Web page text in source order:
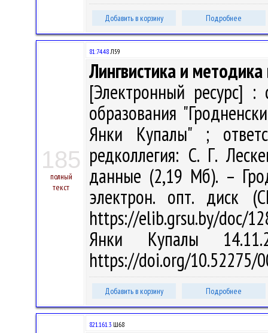
Добавить в корзину Подробнее
185
полный
текст
81:74.48Л59
Лингвистика и
[Электронный ресурс]
образования
Янки Купалы" ;
редколлегия: С. Г.
данные (2,19 Мб). –
электрон. опт. диск
https://elib.grsu.by/doc/
Янки Купалы
https://doi.org/10.52275/
Добавить в корзину Подробнее
821.161.3 Ш68